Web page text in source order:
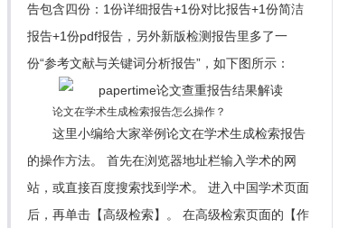
告包含四份：1份详细报告+1份对比报告+1份简洁
报告+1份pdf报告，另外新版检测报告里多了一
份“参考文献与关键词分析报告”，如下图所示：
论文在学术生成检索报告怎么操作？
这里小编给大家举例论文在学术生成检索报告
的操作方法。 首先在浏览器地址栏输入学术的网
站，或直接百度搜索找到学术。 进入中国学术页面
后，再单击【高级检索】。 在高级检索页面的【作